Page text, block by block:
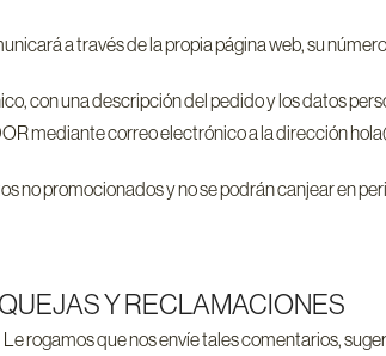
a través de la propia página web, su
con una descripción del pedido y los datos
mediante correo electrónico a la dirección
no promocionados y no se podrán canjear en
Y RECLAMACIONES
rogamos que nos envíe tales comentarios,